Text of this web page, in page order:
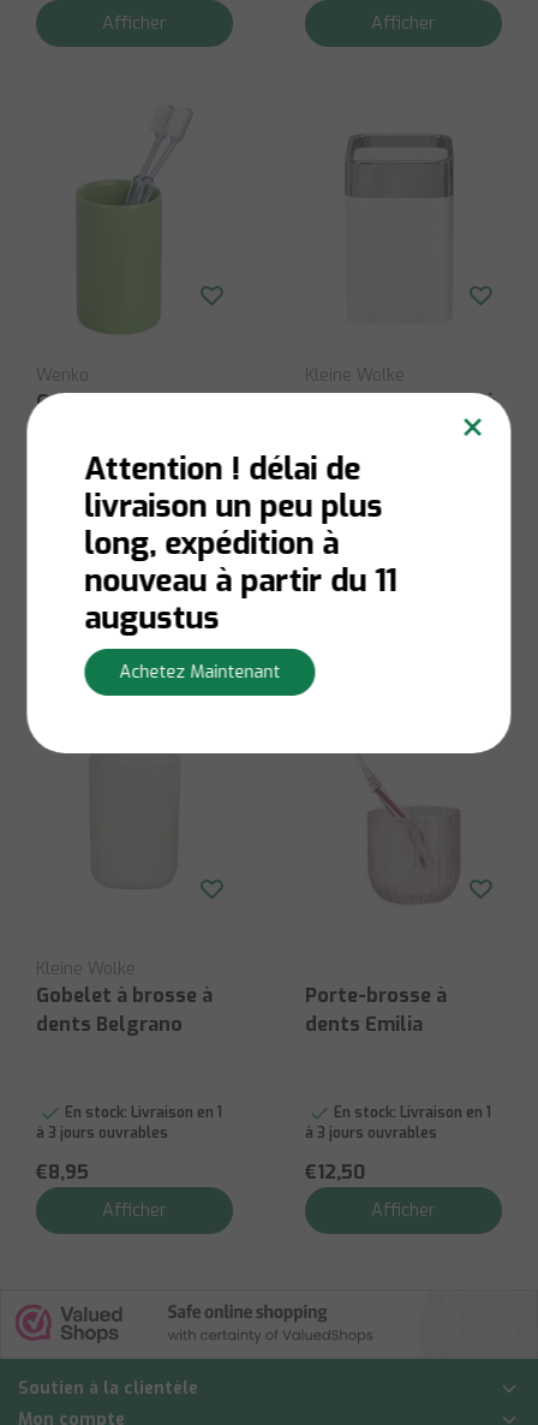
Afficher Afficher
Wenko
Gobelet à brosse à
Niet op voorraad:
Contactez-nous pour la
disponibilité du stock
€3,80
Afficher
Kleine Wolke
Support de brosse à
En stock:
à 3 jours ouvrables
€6,60
Kleine Wolke
Gobelet à brosse à
dents Belgrano
En stock: Livraison en 1
à 3 jours ouvrables
€8,95
Afficher
Porte-brosse à
dents Emilia
En stock: Livraison en 1
à 3 jours ouvrables
€12,50
Afficher
Soutien à la clientèle
Mon compte
×
Attention ! délai de
livraison un peu plus
long, expédition à
nouveau à partir du 11
augustus
Achetez Maintenant